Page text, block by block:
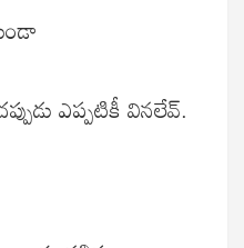
ఎప్పటికీ వినలేవ్.